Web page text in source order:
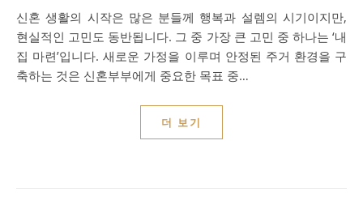
신혼 생활의 시작은 많은 분들께 행복과 설렘의 시기이지만,
현실적인 고민도 동반됩니다. 그 중 가장 큰 고민 중 하나는 ‘내
집 마련’입니다. 새로운 가정을 이루며 안정된 주거 환경을 구
축하는 것은 신혼부부에게 중요한 목표 중…
더 보기